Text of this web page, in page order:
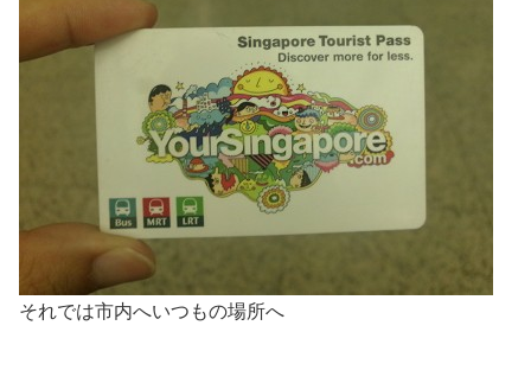
それでは市内へいつもの場所へ